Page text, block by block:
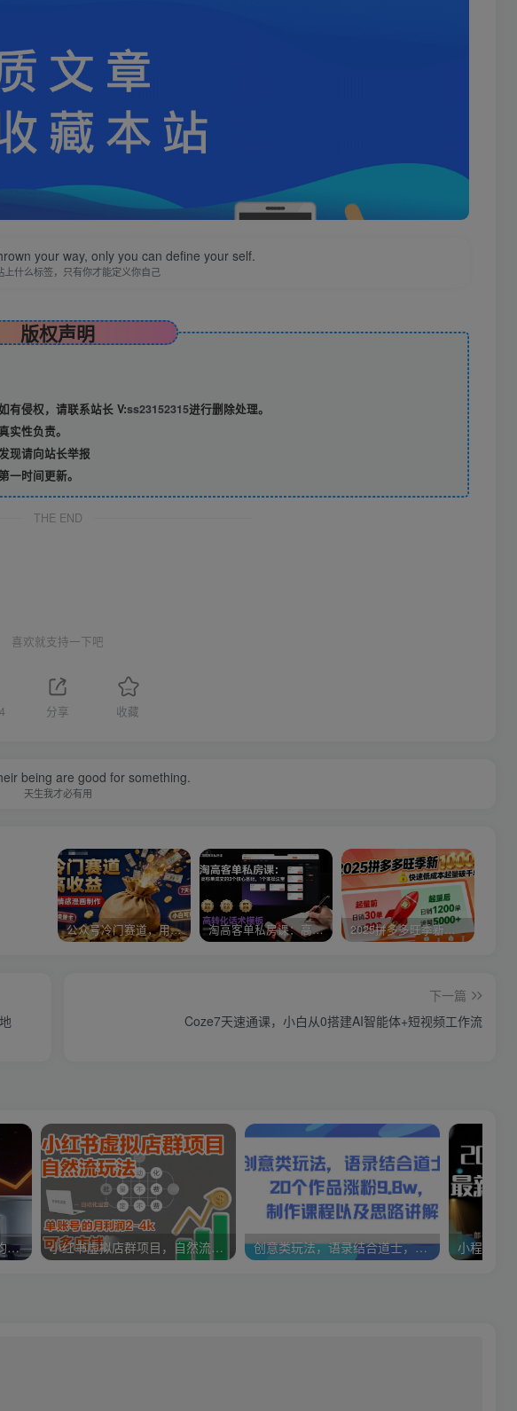
your way, only you can define your self.
上什么标签，只有你才能定义你自己
版权声明
有侵权，请联系站长 V:ss23152315进行删除处理。
性负责。
现请向站长举报
时间更新。
THE END
喜欢就支持一下吧
分享 收藏
being are good for something.
天生我才必有用
公众号冷门赛道，用AI做情感漫画，7天开通流量主，操作简单，小白可玩 淘高客单私房课：高客单成交的3个核心基础，1个实操法宝 2025拼多多旺季新老店铺——快速低成本起量破千单
下一篇
Coze7天速通课，小白从0搭建AI智能体+短视频工作流
视频号分成计划新玩法，日均收益8张，多平台通吃 小红书虚拟店群项目，自然流玩法，批量自动化，稳定不费号，单账号的月利润2-4k，可多店矩阵 创意类玩法，语录结合道士，20个作品涨粉9.8w，制作课程以及思路讲解